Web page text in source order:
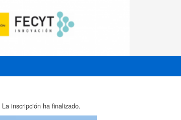
La inscripción ha finalizado.